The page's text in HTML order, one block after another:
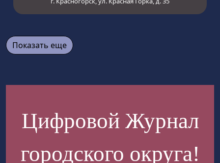
Показать еще
Цифровой Журнал
городского округа!